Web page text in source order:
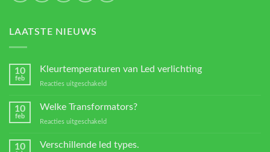
LAATSTE NIEUWS
10
feb
Kleurtemperaturen van Led verlichting
Reacties uitgeschakeld
verlichting
10
feb
Welke Transformators?
Reacties uitgeschakeld
Transformators?
10 Verschillende led types.